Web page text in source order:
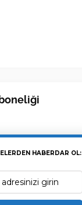
HABERDAR OL: